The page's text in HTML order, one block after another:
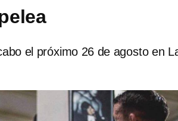
el próximo 26 de agosto en